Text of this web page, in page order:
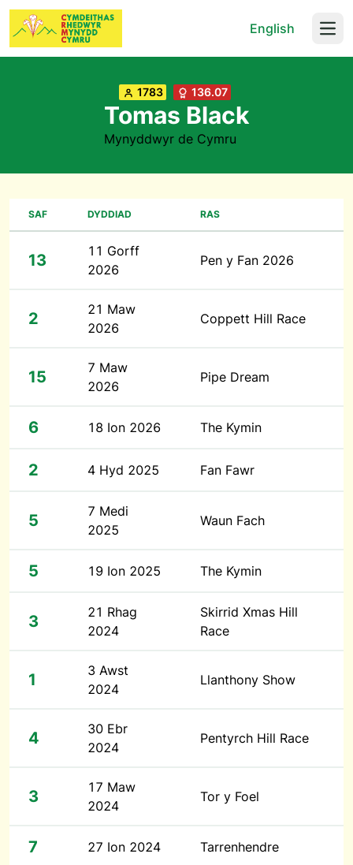
English
1783 136.07
Tomas Black
Mynyddwyr de Cymru
SAF DYDDIAD RAS
13
11 Gorff
2026
Pen y Fan 2026
2
21 Maw
2026
Coppett Hill Race
15
7 Maw
2026
Pipe Dream
6 18 Ion 2026 The Kymin
2 4 Hyd 2025 Fan Fawr
5
7 Medi
2025
Waun Fach
5 19 Ion 2025 The Kymin
3
21 Rhag
2024
Skirrid Xmas Hill
Race
1
3 Awst
2024
Llanthony Show
4
30 Ebr
2024
Pentyrch Hill Race
3
17 Maw
2024
Tor y Foel
7 27 Ion 2024 Tarrenhendre